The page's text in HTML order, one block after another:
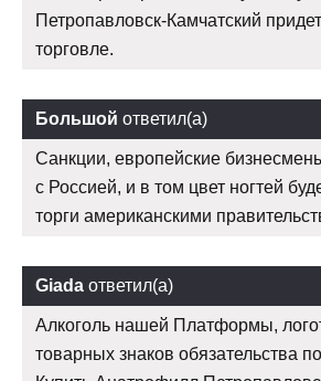
Петропавловск-Камчатский
торговле.
Большой ответил(а)
Санкции, европейские
с Россией, и в том цвет ногтей
торги американскими
Giada ответил(а)
Алкоголь нашей Платформы,
товарных знаков обязательства